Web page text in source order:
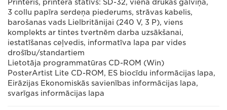
Printeris, printera statīvs: SD-32, viena drukas galviņa,
3 collu papīra serdeņa piederums, strāvas kabelis,
barošanas vads Lielbritānijai (240 V, 3 P), viens
komplekts ar tintes tvertnēm darba uzsākšanai,
iestatīšanas ceļvedis, informatīva lapa par vides
drošību/standartiem
Lietotāja programmatūras CD-ROM (Win)
PosterArtist Lite CD-ROM, ES biocīdu informācijas lapa,
Eirāzijas Ekonomiskās savienības informācijas lapa,
svarīgas informācijas lapa